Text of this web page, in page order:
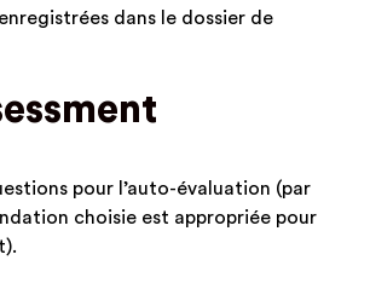
dans le dossier de
pour l’auto-évaluation (par
choisie est appropriée pour